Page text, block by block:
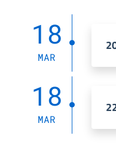
18
MAR
18
MAR